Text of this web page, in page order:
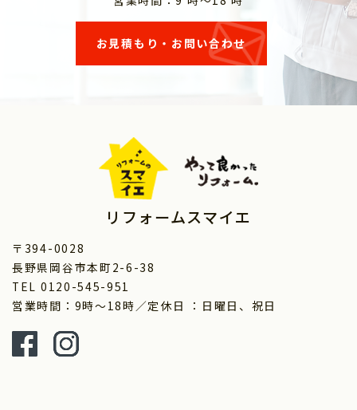
お見積もり・お問い合わせ
リフォームスマイエ
〒394-0028
長野県岡谷市本町2-6-38
TEL 0120-545-951
営業時間：9時～18時／定休日 ：日曜日、祝日